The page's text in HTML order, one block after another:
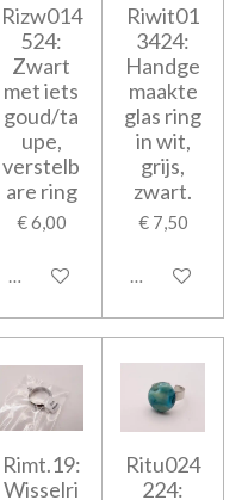
Rizw014
524:
Zwart
met iets
goud/ta
upe,
verstelb
are ring
€ 6,00
In winkelwagen
Riwit01
3424:
Handge
maakte
glas ring
in wit,
grijs,
zwart.
€ 7,50
In
Rimt.19:
Wisselri
Ritu024
224: